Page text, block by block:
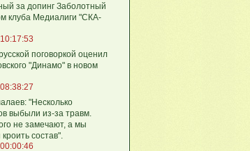
за допинг Заболотный
клуба Медиалиги "СКА-
поговоркой оценил
"Динамо" в новом
"Несколько
выбыли из-за травм.
не замечают, а мы
состав".